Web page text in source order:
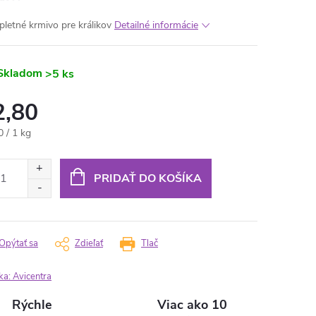
krmivo pre králikov Detailné informácie
>5 ks
/ 1 kg
PRIDAŤ DO KOŠÍKA
Tlač
sa Zdieľať
Avicentra
Rýchle
Viac ako 10